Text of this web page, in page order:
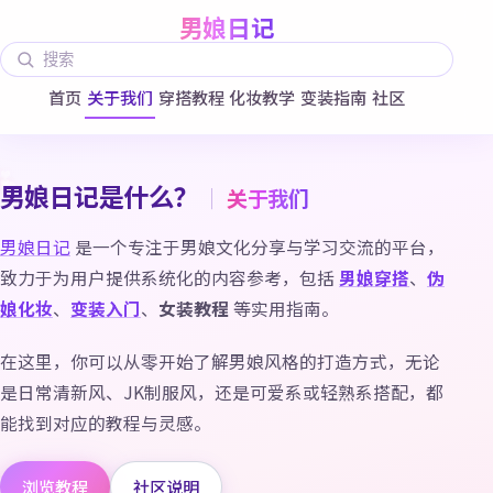
男娘日记
首页 关于我们 穿搭教程 化妆教学 变装指南 社区
搜索
♥
♥
♥
男娘日记是什么？ ｜ 关于我们
男娘日记 是一个专注于男娘文化分享与学习交流的平台，
致力于为用户提供系统化的内容参考，包括男娘穿搭、 伪
娘化妆、 变装入门、 女装教程等实用指南。
在这里，你可以从零开始了解男娘风格的打造方式，无论
是日常清新风、JK制服风，还是可爱系或轻熟系搭配，都
能找到对应的教程与灵感。
浏览教程 社区说明